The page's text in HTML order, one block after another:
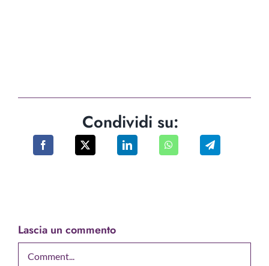
Condividi su:
Lascia un commento